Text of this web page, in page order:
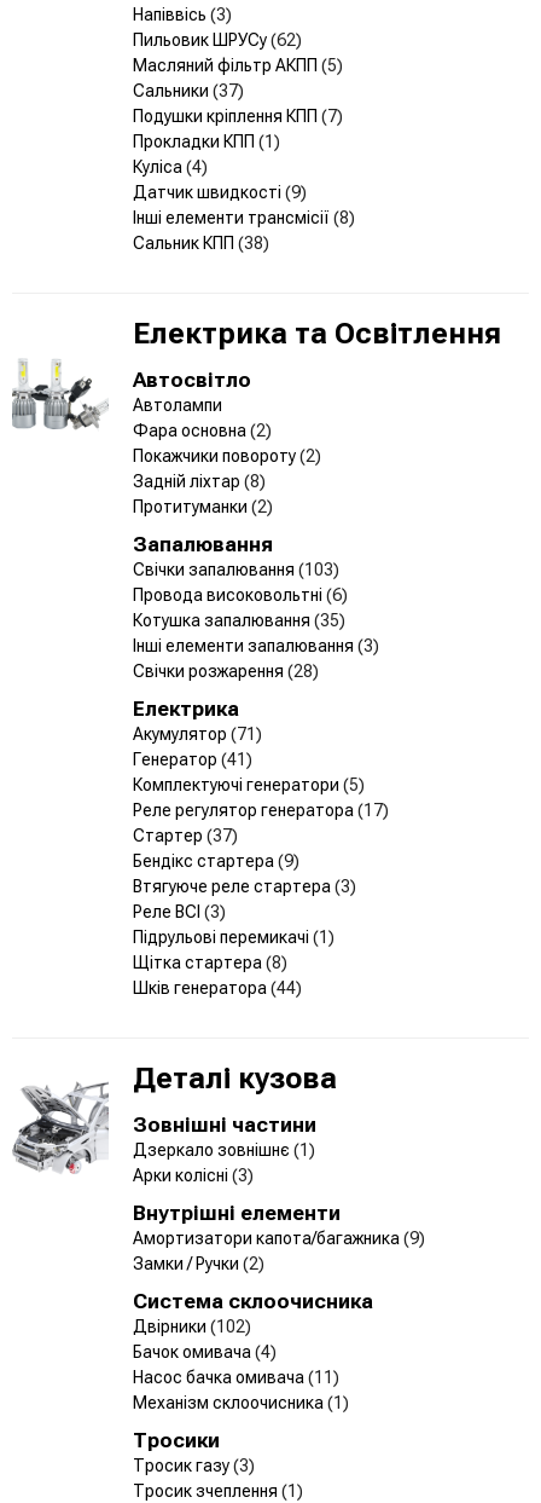
Напіввісь (3)
Пильовик ШРУСу(62)
Масляний фільтр АКПП (5)
Сальники (37)
Подушки кріплення КПП (7)
Прокладки КПП (1)
Куліса (4)
Датчик швидкості (9)
Інші елементи трансмісії (8)
Сальник КПП (38)
Електрика та Освітлення
Автосвітло
Автолампи
Фара основна (2)
Покажчики повороту(2)
Задній ліхтар (8)
Протитуманки (2)
Запалювання
Свічки запалювання (103)
Провода високовольтні (6)
Котушка запалювання (35)
Інші елементи запалювання (3)
Свічки розжарення (28)
Електрика
Акумулятор (71)
Генератор (41)
Комплектуючі генератори (5)
Реле регулятор генератора (17)
Стартер (37)
Бендікс стартера (9)
Втягуюче реле стартера (3)
Реле ВСІ (3)
Підрульові перемикачі (1)
Щітка стартера (8)
Шків генератора (44)
Деталі кузова
Зовнішні частини
Дзеркало зовнішнє (1)
Арки колісні (3)
Внутрішні елементи
Амортизатори капота/багажника (9)
Замки / Ручки (2)
Система склоочисника
Двірники (102)
Бачок омивача (4)
Насос бачка омивача (11)
Механізм склоочисника (1)
Тросики
Тросик газу(3)
Тросик зчеплення (1)